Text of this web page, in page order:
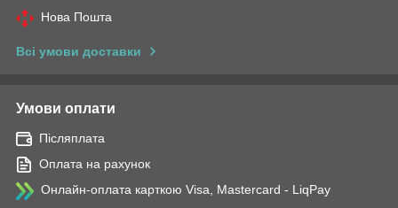
Нова Пошта
Всі умови доставки
Умови оплати
Післяплата
Оплата на рахунок
Онлайн-оплата карткою Visa, Mastercard - LiqPay